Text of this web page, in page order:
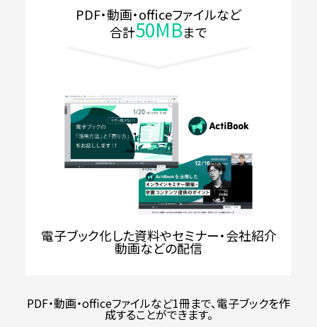
PDF・動画・officeファイルなど
合計50MBまで
電子ブック化した資料やセミナー・会社紹介
動画などの配信
PDF・動画・officeファイルなど1冊まで、電子ブックを作
成することができます。